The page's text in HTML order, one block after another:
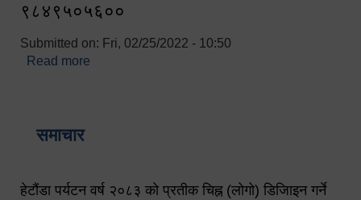
९८४९५०५६००
Submitted on: Fri, 02/25/2022 - 10:50
Read more
समाचार
हेटौंडा पर्यटन वर्ष २०८३ को प्रतीक चिह्न (लोगो) डिजिाइन गर्ने